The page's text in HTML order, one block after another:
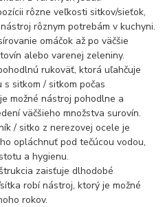
rôzne veľkosti sitkov/sieťok,
rôznym potrebám v kuchyni.
omáčok až po väčšie
alebo varenej zeleniny.
rukoväť, ktorá uľahčuje
sitkom / sitkom počas
možné nástroj pohodlne a
väčšieho množstva surovín.
/ sitko z nerezovej ocele je
opláchnuť pod tečúcou vodou,
a hygienu.
zaisťuje dlhodobé
robí nástroj, ktorý je možné
rokov.